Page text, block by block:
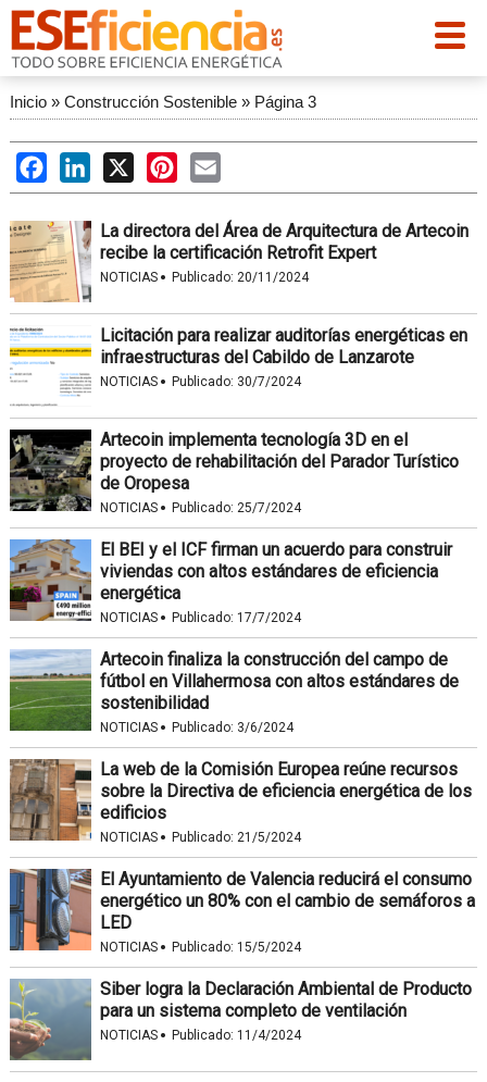
Inicio» Construcción Sostenible» Página 3
FacebookLinkedIn
X PinterestEmail
La directora del Área de Arquitectura de Artecoin
recibe la certificación Retrofit Expert
NOTICIAS · Publicado: 20/11/2024
Licitación para realizar auditorías energéticas en
infraestructuras del Cabildo de Lanzarote
NOTICIAS · Publicado: 30/7/2024
Artecoin implementa tecnología 3D en el
proyecto de rehabilitación del Parador Turístico
de Oropesa
NOTICIAS · Publicado: 25/7/2024
El BEI y el ICF firman un acuerdo para construir
viviendas con altos estándares de eficiencia
energética
NOTICIAS · Publicado: 17/7/2024
Artecoin finaliza la construcción del campo de
fútbol en Villahermosa con altos estándares de
sostenibilidad
NOTICIAS · Publicado: 3/6/2024
La web de la Comisión Europea reúne recursos
sobre la Directiva de eficiencia energética de los
edificios
NOTICIAS · Publicado: 21/5/2024
El Ayuntamiento de Valencia reducirá el consumo
energético un 80% con el cambio de semáforos a
LED
NOTICIAS · Publicado: 15/5/2024
Siber logra la Declaración Ambiental de Producto
para un sistema completo de ventilación
NOTICIAS · Publicado: 11/4/2024